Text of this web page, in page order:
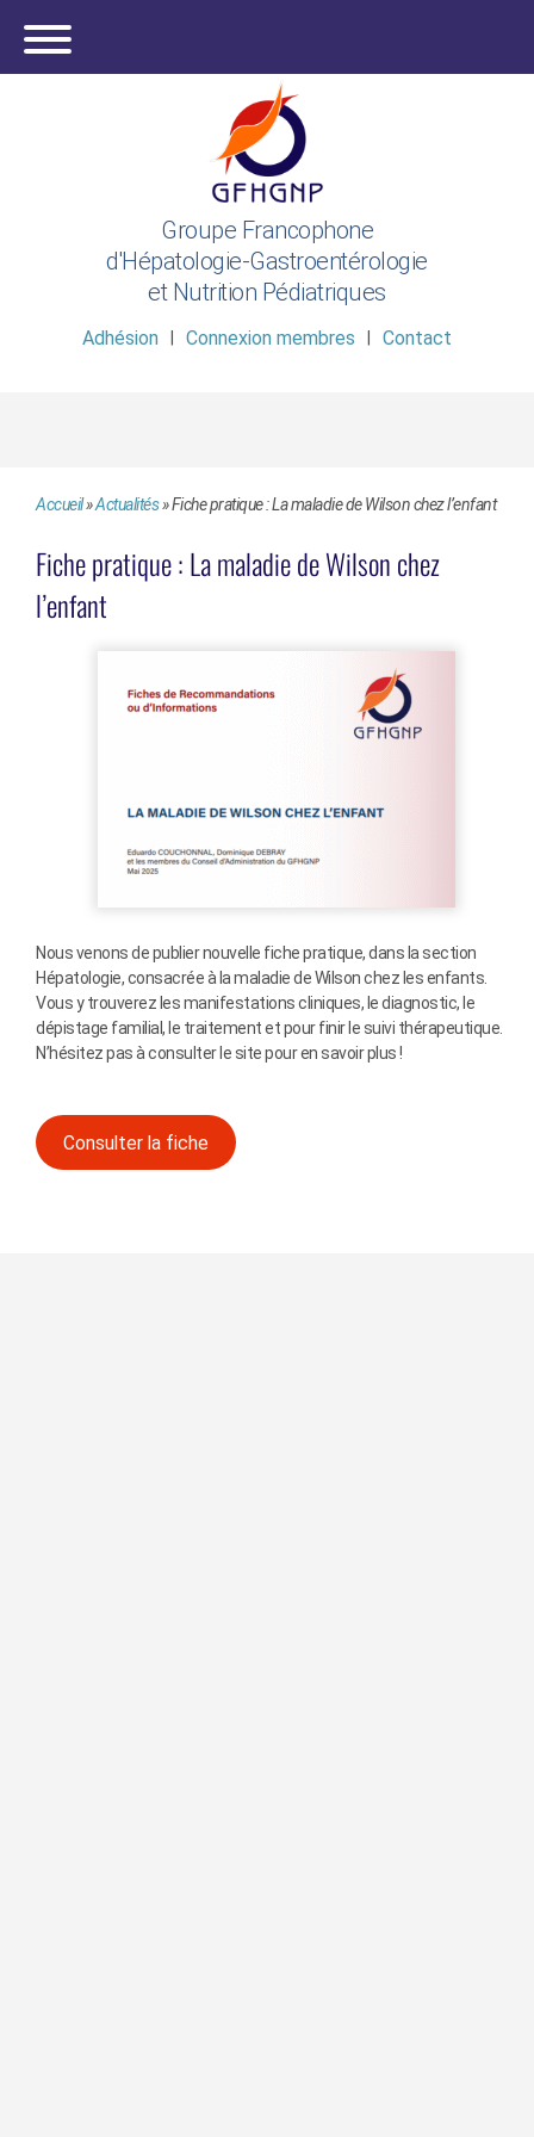
Groupe Francophone
d'Hépatologie-Gastroentérologie
et Nutrition Pédiatriques
Adhésion Connexion membres Contact
Accueil»Actualités»Fiche pratique : La maladie de Wilson chez l’enfant
Fiche pratique : La maladie de Wilson chez
l’enfant
Nous venons de publier nouvelle fiche pratique, dans la section
Hépatologie, consacrée à la maladie de Wilson chez les enfants.
Vous y trouverez les manifestations cliniques, le diagnostic, le
dépistage familial, le traitement et pour finir le suivi thérapeutique.
N’hésitez pas à consulter le site pour en savoir plus !
Consulter la fiche